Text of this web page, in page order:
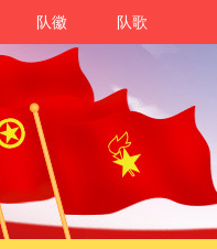
队徽 队歌